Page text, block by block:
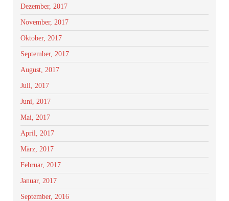
Dezember, 2017
November, 2017
Oktober, 2017
September, 2017
August, 2017
Juli, 2017
Juni, 2017
Mai, 2017
April, 2017
März, 2017
Februar, 2017
Januar, 2017
September, 2016